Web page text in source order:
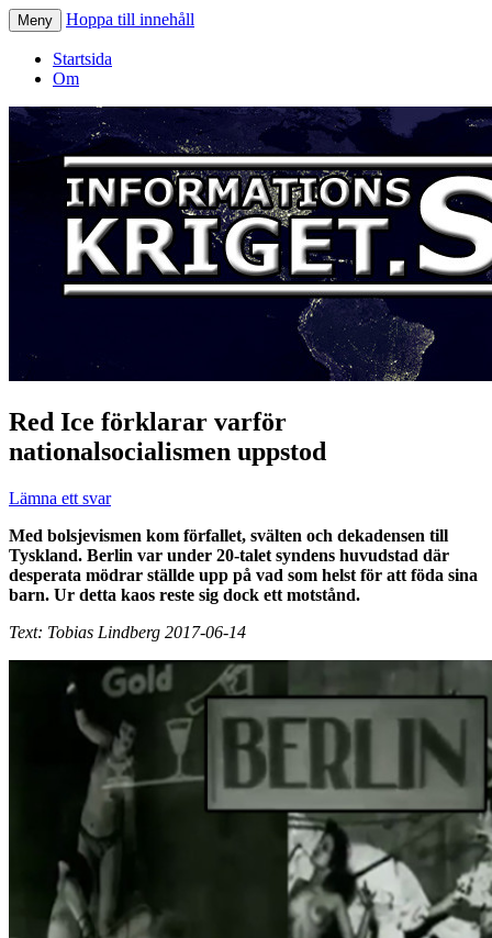
Informationskriget.se
Meny Hoppa till innehåll
Startsida
Om
Red Ice förklarar varför
nationalsocialismen uppstod
Lämna ett svar
Med bolsjevismen kom förfallet, svälten och dekadensen till
Tyskland. Berlin var under 20-talet syndens huvudstad där
desperata mödrar ställde upp på vad som helst för att föda sina
barn. Ur detta kaos reste sig dock ett motstånd.
Text: Tobias Lindberg 2017-06-14